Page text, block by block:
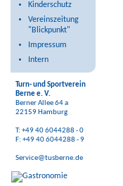
Kinderschutz
Vereinszeitung
"Blickpunkt"
Impressum
Intern
Turn- und Sportverein
Berne e. V.
Berner Allee 64 a
22159 Hamburg
T: +49 40 6044288 - 0
F: +49 40 6044288 - 9
Service@tusberne.de